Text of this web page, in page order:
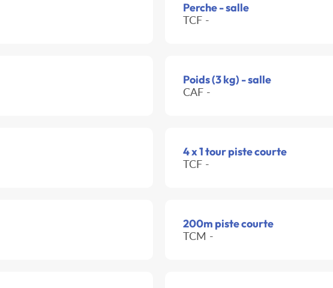
Perche - salle
TCF -
Poids (3 kg) - salle
CAF -
4 x 1 tour piste courte
TCF -
200m piste courte
TCM -